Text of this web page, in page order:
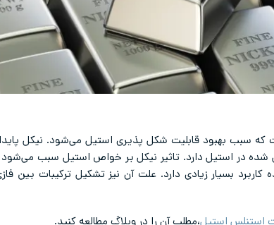
که سبب بهبود قابلیت شکل پذیری استیل می‌شود. نیکل
در استیل دارد. تاثیر نیکل بر خواص استیل سبب می‌شود
بسیار زیادی دارد. علت آن نیز تشکیل ترکیبات بین